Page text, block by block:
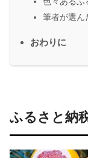
筆者が選ん
おわりに
ふるさと納